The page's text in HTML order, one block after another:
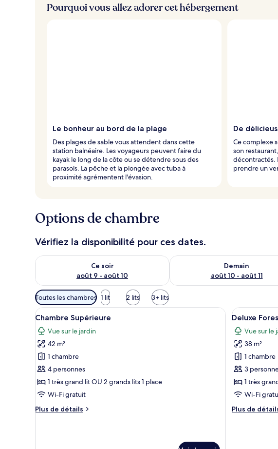
Pourquoi vous allez adorer cet hébergement
Le bonheur au bord de la plage
Des plages de sable vous attendent dans cette
station balnéaire. Les voyageurs peuvent faire du
kayak le long de la côte ou se détendre sous des
parasols. La pêche et la plongée avec tuba à
proximité agrémentent l'évasion.
De
Ce complexe
son
décontractés.
prendre un
Options de chambre
Vérifiez la disponibilité pour ces dates.
Ce soir
août 9 - août 10
Vérifier la disponibilité pour ce soir août 9 - août 10
Demain
août 10 - août 11
Vérifier la disponibilité pour
Filtres
disponibles
pour
les
chambres
Toutes les chambres 1 lit 2 lits 3+ lits
Afficher
toutes
les
photos
pour
ce
type
de
chambre :
Chambre
Une chambre d’hôtel avec un grand lit, un
9
Chambre Supérieure
Vue sur le jardin
42 m²
1 chambre
4 personnes
1 très grand lit OU 2 grands lits 1 place
Wi-Fi gratuit
Plus de détails
Plus
Afficher
toutes
les
photos
pour
ce
type
de
chambre :
Deluxe
12
Deluxe
Vue sur le
38 m²
1 chambre
3
1 très
Wi-Fi
Plus de
Plus